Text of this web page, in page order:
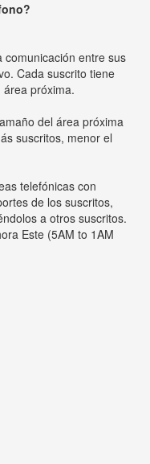
comunicación entre sus
Cada suscrito tiene
próxima.
del área próxima
suscritos, menor el
telefónicas con
de los suscritos,
a otros suscritos.
Este (5AM to 1AM